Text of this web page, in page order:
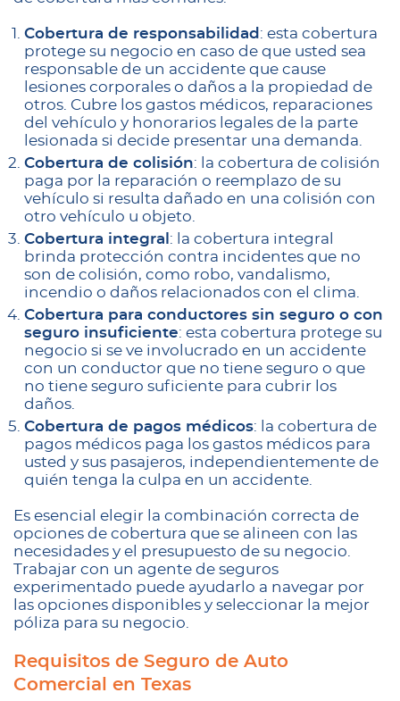
Cobertura de responsabilidad : esta cobertura
protege su negocio en caso de que usted sea
responsable de un accidente que cause
lesiones corporales o daños a la propiedad de
otros. Cubre los gastos médicos, reparaciones
del vehículo y honorarios legales de la parte
lesionada si decide presentar una demanda.
Cobertura de colisión: la cobertura de colisión
paga por la reparación o reemplazo de su
vehículo si resulta dañado en una colisión con
otro vehículo u objeto.
Cobertura integral : la cobertura integral
brinda protección contra incidentes que no
son de colisión, como robo, vandalismo,
incendio o daños relacionados con el clima.
Cobertura para conductores sin seguro o con
seguro insuficiente: esta cobertura protege su
negocio si se ve involucrado en un accidente
con un conductor que no tiene seguro o que
no tiene seguro suficiente para cubrir los
daños.
Cobertura de pagos médicos: la cobertura de
pagos médicos paga los gastos médicos para
usted y sus pasajeros, independientemente de
quién tenga la culpa en un accidente.
Es esencial elegir la combinación correcta de
opciones de cobertura que se alineen con las
necesidades y el presupuesto de su negocio.
Trabajar con un agente de seguros
experimentado puede ayudarlo a navegar por
las opciones disponibles y seleccionar la mejor
póliza para su negocio.
Requisitos de Seguro de Auto
Comercial en Texas